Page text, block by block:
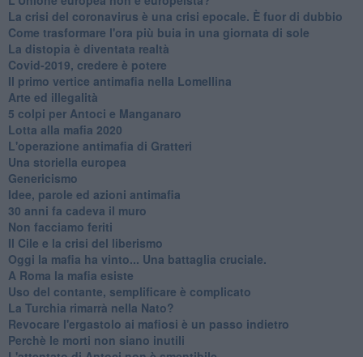
La crisi del coronavirus è una crisi epocale. È fuor di dubbio
Come trasformare l'ora più buia in una giornata di sole
​La distopia è diventata realtà
Covid-2019, credere è potere
Il primo vertice antimafia nella Lomellina
Arte ed illegalità
​5 colpi per Antoci e Manganaro
Lotta alla mafia 2020
L'operazione antimafia di Gratteri
Una storiella europea
Genericismo
Idee, parole ed azioni antimafia
30 anni fa cadeva il muro
Non facciamo feriti
Il Cile e la crisi del liberismo
Oggi la mafia ha vinto... Una battaglia cruciale.
A Roma la mafia esiste
Uso del contante, semplificare è complicato
La Turchia rimarrà nella Nato?
Revocare l'ergastolo ai mafiosi è un passo indietro
Perchè le morti non siano inutili